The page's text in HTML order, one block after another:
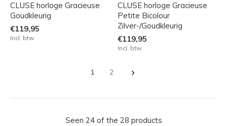
CLUSE horloge Gracieuse
Goudkleurig
€119,95
Incl. btw
CLUSE horloge Gracieuse
Petite Bicolour
Zilver-/Goudkleurig
€119,95
Incl. btw
1 2
Seen 24 of the 28 products